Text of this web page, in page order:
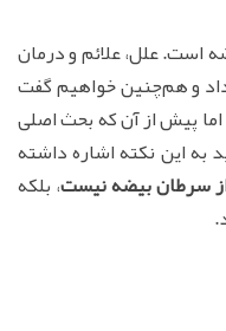
است. علل، علائم و درمان
و هم‌چنین خواهیم گفت
پیش از آن که بحث اصلی
به این نکته اشاره داشته
سرطان بیضه نیست، بلکه